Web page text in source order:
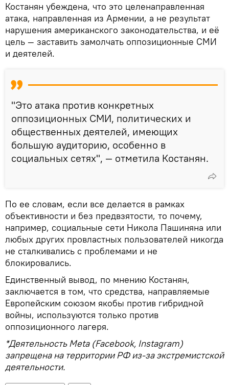
Костанян убеждена, что это целенаправленная
атака, направленная из Армении, а не результат
нарушения американского законодательства, и её
цель — заставить замолчать оппозиционные СМИ
и деятелей.
"Это атака против конкретных
оппозиционных СМИ, политических и
общественных деятелей, имеющих
большую аудиторию, особенно в
социальных сетях", — отметила Костанян.
По ее словам, если все делается в рамках
объективности и без предвзятости, то почему,
например, социальные сети Никола Пашиняна или
любых других провластных пользователей никогда
не сталкивались с проблемами и не
блокировались․
Единственный вывод, по мнению Костанян,
заключается в том, что средства, направляемые
Европейским союзом якобы против гибридной
войны, используются только против
оппозиционного лагеря.
*Деятельность Meta (Facebook, Instagram)
запрещена на территории РФ из-за экстремистской
деятельности.